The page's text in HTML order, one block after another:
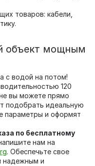
товаров: кабели,
объект мощным
с водой на потом!
120
вы можете прямо
подобрать идеальную
параметры и оформят
по бесплатному
нам на
. Обеспечьте свое
надежным и